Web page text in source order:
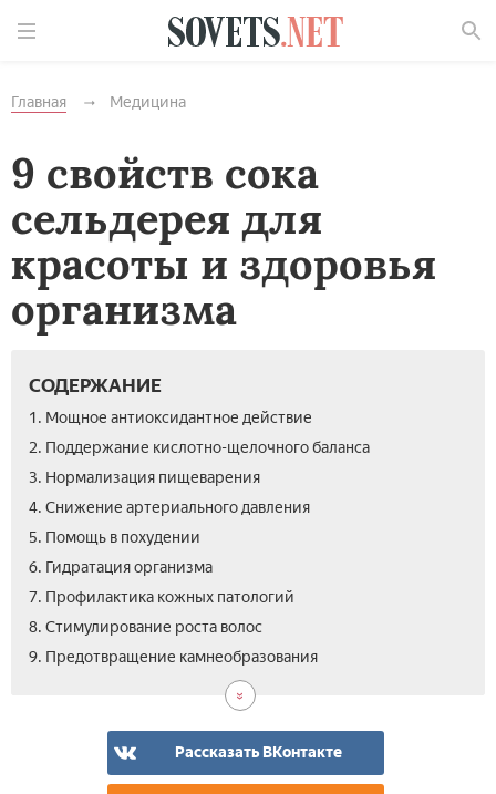
Главная Медицина
9 свойств сока
сельдерея для
красоты и здоровья
организма
СОДЕРЖАНИЕ
1. Мощное антиоксидантное действие
2. Поддержание кислотно-щелочного баланса
3. Нормализация пищеварения
4. Снижение артериального давления
5. Помощь в похудении
6. Гидратация организма
7. Профилактика кожных патологий
8. Стимулирование роста волос
9. Предотвращение камнеобразования
Рассказать ВКонтакте